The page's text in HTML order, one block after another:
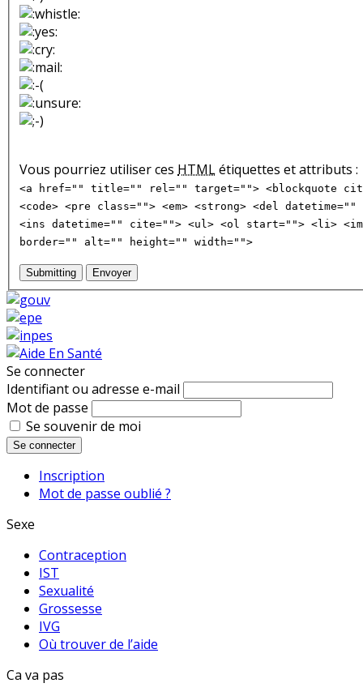
Vous pourriez utiliser ces HTMLétiquettes et attributs :
<a href="" title="" rel="" target=""> <blockquote
<code> <pre class=""> <em> <strong> <del
<ins datetime="" cite=""> <ul> <ol start=""> <li>
border="" alt="" height="" width="">
Submitting Envoyer
Se connecter
Identifiant ou adresse e-mail
Mot de passe
Se souvenir de moi
Se connecter
Inscription
Mot de passe oublié ?
Sexe
Contraception
IST
Sexualité
Grossesse
IVG
Où trouver de l’aide
Ca va pas